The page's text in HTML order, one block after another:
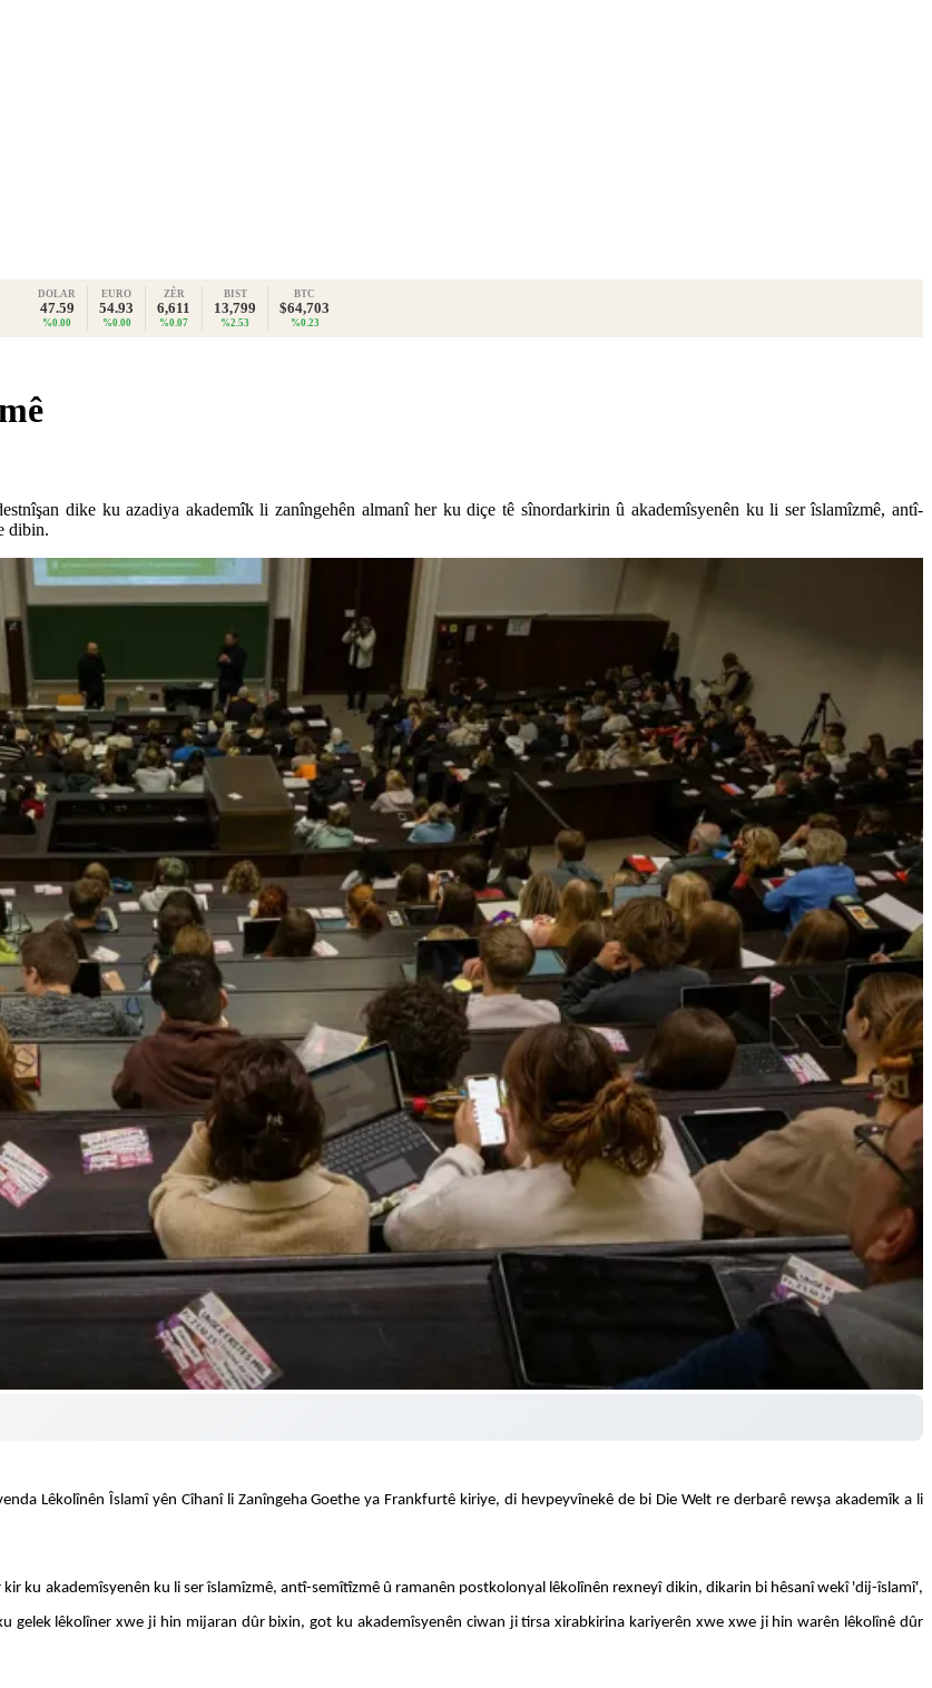
DOLAR
47.59
%0.00
EURO
54.93
%0.00
ZÊR
6,611
%0.07
BIST
13,799
%2.53
BTC
$64,703
%0.23
dike ku azadiya akademîk li zanîngehên almanî her ku diçe tê sînordarkirin û akademîsyenên ku li ser îslamîzmê, antî-
dibin.
Lêkolînên Îslamî yên Cîhanî li Zanîngeha Goethe ya Frankfurtê kiriye, di hevpeyvînekê de bi Die Welt re derbarê rewşa akademîk a li
ku akademîsyenên ku li ser îslamîzmê, antî-semîtîzmê û ramanên postkolonyal lêkolînên rexneyî dikin, dikarin bi hêsanî wekî 'dij-îslamî',
gelek lêkolîner xwe ji hin mijaran dûr bixin, got ku akademîsyenên ciwan ji tirsa xirabkirina kariyerên xwe xwe ji hin warên lêkolînê dûr